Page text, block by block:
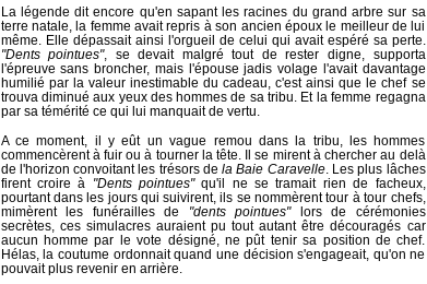
La légende dit encore qu'en sapant les racines du grand arbre sur sa
terre natale, la femme avait repris à son ancien époux le meilleur de lui
même. Elle dépassait ainsi l'orgueil de celui qui avait espéré sa perte.
"Dents pointues", se devait malgré tout de rester digne, supporta
l'épreuve sans broncher, mais l'épouse jadis volage l'avait davantage
humilié par la valeur inestimable du cadeau, c'est ainsi que le chef se
trouva diminué aux yeux des hommes de sa tribu. Et la femme regagna
par sa témérité ce qui lui manquait de vertu.
A ce moment, il y eût un vague remou dans la tribu, les hommes
commencèrent à fuir ou à tourner la tête. Il se mirent à chercher au delà
de l'horizon convoitant les trésors dela Baie Caravelle. Les plus lâches
firent croire à
"Dents pointues"qu'il ne se tramait rien de facheux,
pourtant dans les jours qui suivirent, ils se nommèrent tour à tour chefs,
mimèrent les funérailles de
"dents pointues"lors de cérémonies
secrètes, ces simulacres auraient pu tout autant être découragés car
aucun homme par le vote désigné, ne pût tenir sa position de chef.
Hélas, la coutume ordonnait quand une décision s'engageait, qu'on ne
pouvait plus revenir en arrière.